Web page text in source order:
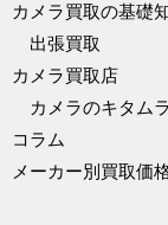
カメラ買取の基礎
出張買取
カメラ買取店
カメラのキタムラ
コラム
メーカー別買取価